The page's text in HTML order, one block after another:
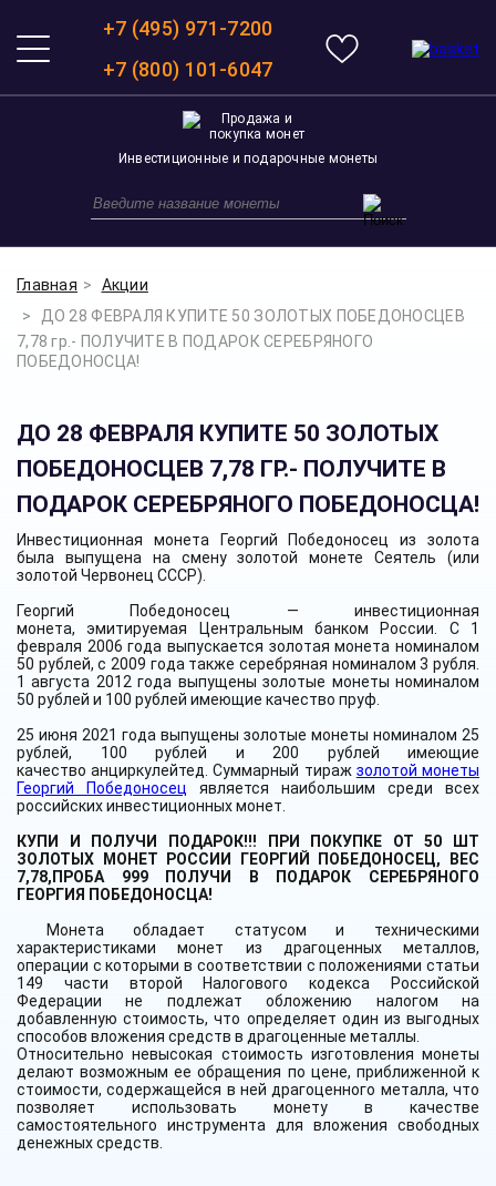
+7 (495) 971-7200
+7 (800) 101-6047
Инвестиционные и подарочные монеты
Главная
Акции
ДО 28 ФЕВРАЛЯ КУПИТЕ 50 ЗОЛОТЫХ ПОБЕДОНОСЦЕВ
7,78 гр.- ПОЛУЧИТЕ В ПОДАРОК СЕРЕБРЯНОГО
ПОБЕДОНОСЦА!
ДО 28 ФЕВРАЛЯ КУПИТЕ 50 ЗОЛОТЫХ
ПОБЕДОНОСЦЕВ 7,78 ГР.- ПОЛУЧИТЕ В
ПОДАРОК СЕРЕБРЯНОГО ПОБЕДОНОСЦА!
Инвестиционная монета Георгий Победоносец из золота
была выпущена на смену золотой монете Сеятель (или
золотой Червонец СССР).
Георгий Победоносец —инвестиционная
монета,эмитируемая Центральным банком России . С 1
февраля 2006 года выпускается золотая монета номиналом
50 рублей, с 2009 года также серебряная номиналом 3 рубля.
1 августа 2012 года выпущены золотые монеты номиналом
50 рублей и 100 рублей имеющие качество пруф
25 июня 2021 года выпущены золотые монеты номиналом 25
рублей, 100 рублей и 200 рублей имеющие
качество анциркулейтед. Суммарный тираж золотой монеты
Георгий Победоносец является наибольшим среди всех
российских инвестиционных монет.
КУПИ И ПОЛУЧИ ПОДАРОК!!!
ПРИ ПОКУПКЕ ОТ 50 ШТ
ЗОЛОТЫХ МОНЕТ РОССИИ ГЕОРГИЙ ПОБЕДОНОСЕЦ, ВЕС
7,78,ПРОБА 999 ПОЛУЧИ В ПОДАРОК СЕРЕБРЯНОГО
ГЕОРГИЯ ПОБЕДОНОСЦА!
Монета обладает статусом и техническими
характеристиками монет из драгоценных металлов,
операции с которыми в соответствии с положениями статьи
149 части второй Налогового кодекса Российской
Федерации не подлежат обложению налогом на
добавленную стоимость, что определяет один из выгодных
способов вложения средств в драгоценные металлы.
Относительно невысокая стоимость изготовления монеты
делают возможным ее обращения по цене, приближенной к
стоимости, содержащейся в ней драгоценного металла, что
позволяет использовать монету в качестве
самостоятельного инструмента для вложения свободных
денежных средств.